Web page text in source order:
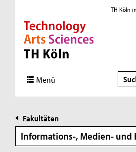
Direkt zur Hauptnavigation
Direkt zur Subnavigation
Direkt zum Inhalt
Direkt zum Fußbereich
TH Köln
Menü Suche
Suche
Fakultäten
Informations-, Medien- und